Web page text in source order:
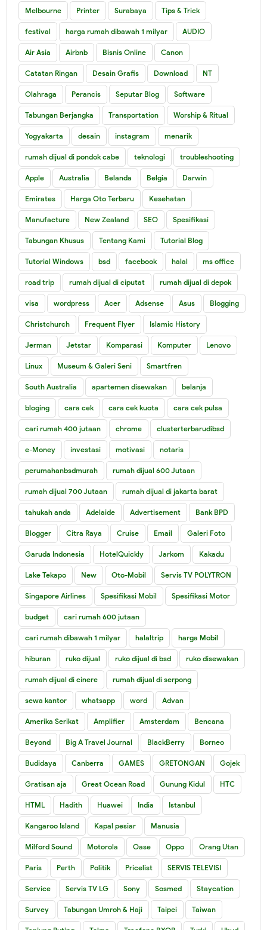
Melbourne Printer Surabaya Tips & Trick
festival harga rumah dibawah 1 milyar AUDIO
Air Asia Airbnb Bisnis Online Canon
Catatan Ringan Desain Grafis Download NT
Olahraga Perancis Seputar Blog Software
Tabungan Berjangka Transportation Worship & Ritual
Yogyakarta desain instagram menarik
rumah dijual di pondok cabe teknologi troubleshooting
Apple Australia Belanda Belgia Darwin
Emirates Harga Oto Terbaru Kesehatan
Manufacture New Zealand SEO Spesifikasi
Tabungan Khusus Tentang Kami Tutorial Blog
Tutorial Windows bsd facebook halal ms office
road trip rumah dijual di ciputat rumah dijual di depok
visa wordpress Acer Adsense Asus Blogging
Christchurch Frequent Flyer Islamic History
Jerman Jetstar Komparasi Komputer Lenovo
Linux Museum & Galeri Seni Smartfren
South Australia apartemen disewakan belanja
bloging cara cek cara cek kuota cara cek pulsa
cari rumah 400 jutaan chrome clusterterbarudibsd
e-Money investasi motivasi notaris
perumahanbsdmurah rumah dijual 600 Jutaan
rumah dijual 700 Jutaan rumah dijual di jakarta barat
tahukah anda Adelaide Advertisement Bank BPD
Blogger Citra Raya Cruise Email Galeri Foto
Garuda Indonesia HotelQuickly Jarkom Kakadu
Lake Tekapo New Oto-Mobil Servis TV POLYTRON
Singapore Airlines Spesifikasi Mobil Spesifikasi Motor
budget cari rumah 600 jutaan
cari rumah dibawah 1 milyar halaltrip harga Mobil
hiburan ruko dijual ruko dijual di bsd ruko disewakan
rumah dijual di cinere rumah dijual di serpong
sewa kantor whatsapp word Advan
Amerika Serikat Amplifier Amsterdam Bencana
Beyond Big A Travel Journal BlackBerry Borneo
Budidaya Canberra GAMES GRETONGAN Gojek
Gratisan aja Great Ocean Road Gunung Kidul HTC
HTML Hadith Huawei India Istanbul
Kangaroo Island Kapal pesiar Manusia
Milford Sound Motorola Oase Oppo Orang Utan
Paris Perth Politik Pricelist SERVIS TELEVISI
Service Servis TV LG Sony Sosmed Staycation
Survey Tabungan Umroh & Haji Taipei Taiwan